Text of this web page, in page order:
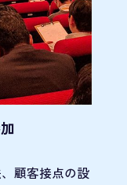
顧客接点の設